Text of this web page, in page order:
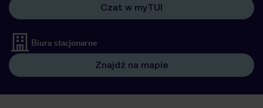
Czat w myTUI
Biura stacjonarne
Znajdź na mapie